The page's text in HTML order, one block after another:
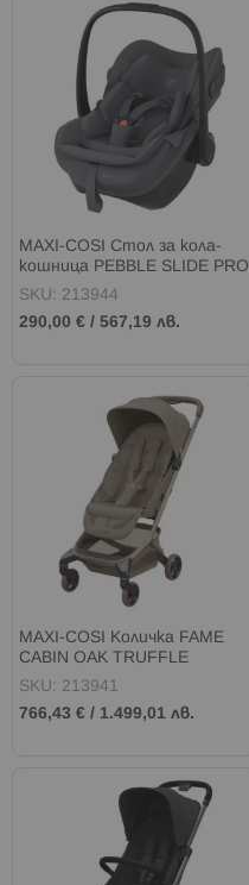
MAXI-COSI Стол за кола-
кошница PEBBLE SLIDE PRO
I-SIZE (40-87см) MOON
SKU: 213944
290,00 € / 567,19 лв.
MAXI-COSI Kоличка FAME
CABIN OAK TRUFFLE
SKU: 213941
766,43 € / 1.499,01 лв.